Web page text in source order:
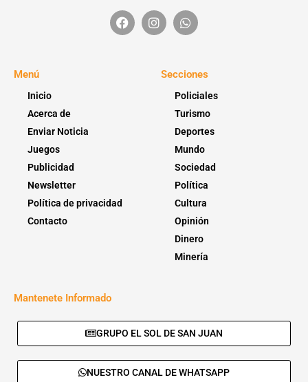
Menú
Inicio
Acerca de
Enviar Noticia
Juegos
Publicidad
Newsletter
Política de privacidad
Contacto
Secciones
Policiales
Turismo
Deportes
Mundo
Sociedad
Política
Cultura
Opinión
Dinero
Minería
Mantenete Informado
GRUPO EL SOL DE SAN JUAN
NUESTRO CANAL DE WHATSAPP